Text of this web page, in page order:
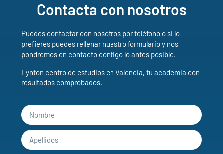
Contacta con nosotros
Puedes contactar con nosotros por teléfono o si lo
prefieres puedes rellenar nuestro formulario y nos
pondremos en contacto contigo lo antes posible.
Lynton centro de estudios en Valencia, tu academia con
resultados comprobados.